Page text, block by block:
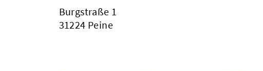
Burgstraße 1
31224 Peine